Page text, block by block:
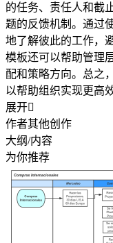
的任务、责任人和截
题的反馈机制。通过
地了解彼此的工作，
模板还可以帮助管理
配和策略方向。总之
以帮助组织实现更高
展开
作者其他创作
大纲/内容
为你推荐